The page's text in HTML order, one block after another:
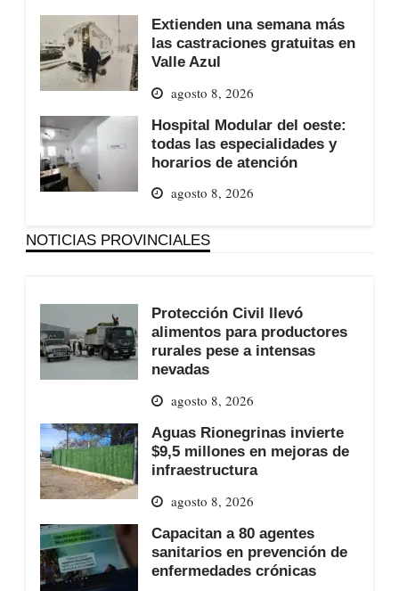
Extienden una semana más
las castraciones gratuitas en
Valle Azul
agosto 8, 2026
Hospital Modular del oeste:
todas las especialidades y
horarios de atención
agosto 8, 2026
NOTICIAS PROVINCIALES
Protección Civil llevó
alimentos para productores
rurales pese a intensas
nevadas
agosto 8, 2026
Aguas Rionegrinas invierte
$9,5 millones en mejoras de
infraestructura
agosto 8, 2026
Capacitan a 80 agentes
sanitarios en prevención de
enfermedades crónicas